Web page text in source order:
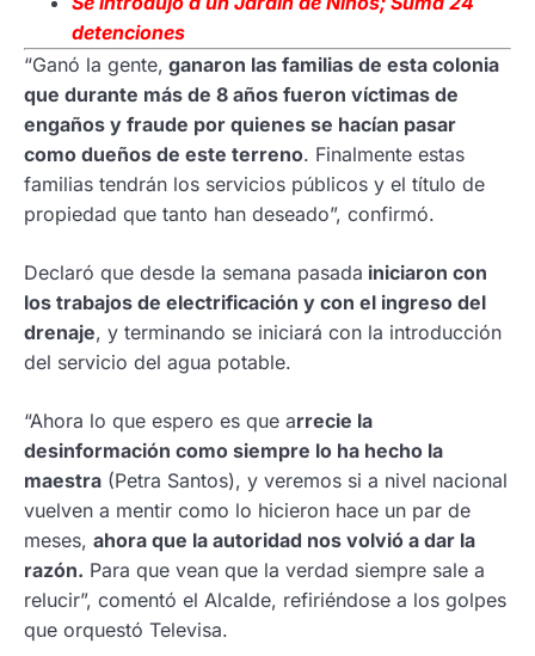
detenciones
“Ganó la gente, ganaron las familias de esta colonia
que durante más de 8 años fueron víctimas de
engaños y fraude por quienes se hacían pasar
como dueños de este terreno. Finalmente estas
familias tendrán los servicios públicos y el título de
propiedad que tanto han deseado”, confirmó.
Declaró que desde la semana pasada iniciaron con
los trabajos de electrificación y con el ingreso del
drenaje, y terminando se iniciará con la introducción
del servicio del agua potable.
“Ahora lo que espero es que arrecie la
desinformación como siempre lo ha hecho la
maestra (Petra Santos), y veremos si a nivel nacional
vuelven a mentir como lo hicieron hace un par de
meses, ahora que la autoridad nos volvió a dar la
razón. Para que vean que la verdad siempre sale a
relucir”, comentó el Alcalde, refiriéndose a los golpes
que orquestó Televisa.